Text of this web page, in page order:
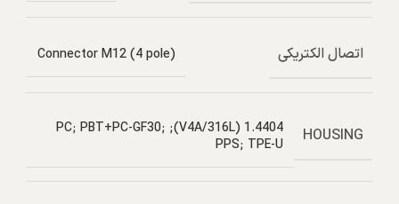
اتصال الکتریکی Connector M12 (4 pole)
HOUSING
1.4404 (V4A/316L); PC; PBT+PC-GF30;
PPS; TPE-U